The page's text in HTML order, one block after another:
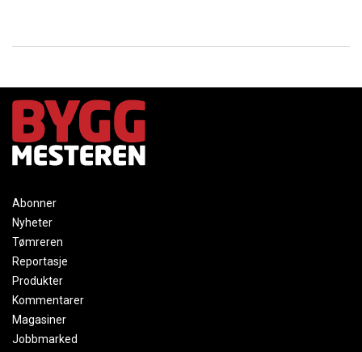
Abonner
Nyheter
Tømreren
Reportasje
Produkter
Kommentarer
Magasiner
Jobbmarked